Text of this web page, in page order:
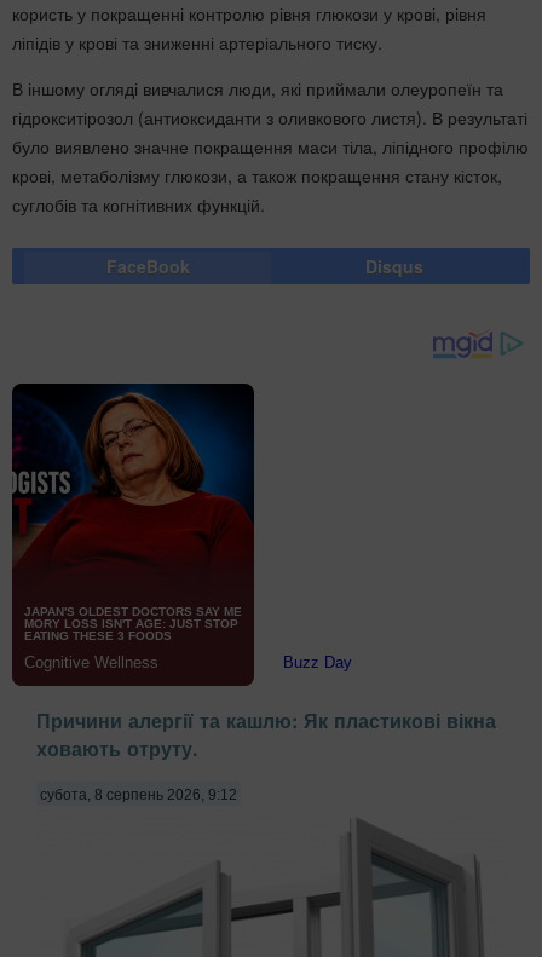
користь у покращенні контролю рівня глюкози у крові, рівня
ліпідів у крові та зниженні артеріального тиску.
В іншому огляді вивчалися люди, які приймали олеуропеїн та
гідрокситірозол (антиоксиданти з оливкового листя). В результаті
було виявлено значне покращення маси тіла, ліпідного профілю
крові, метаболізму глюкози, а також покращення стану кісток,
суглобів та когнітивних функцій.
FaceBook Disqus
Причини алергії та кашлю: Як пластикові вікна
ховають отруту.
субота, 8 серпень 2026, 9:12